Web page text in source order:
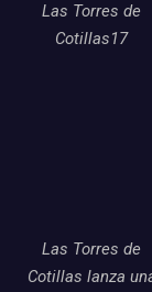
Las Torres de
Cotillas17
Las Torres de
Cotillas lanza